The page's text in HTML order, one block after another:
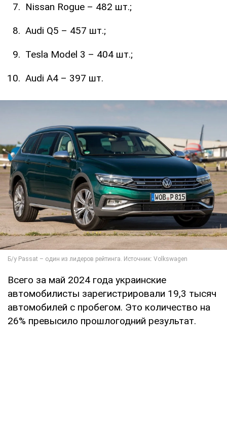
Nissan Rogue – 482 шт.;
Audi Q5 – 457 шт.;
Tesla Model 3 – 404 шт.;
Audi A4 – 397 шт.
Всего за май 2024 года украинские
автомобилисты зарегистрировали 19,3 тысяч
автомобилей с пробегом. Это количество на
26% превысило прошлогодний результат.